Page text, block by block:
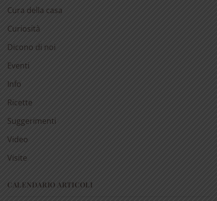
Cura della casa
Curiosità
Dicono di noi
Eventi
Info
Ricette
Suggerimenti
Video
Visite
CALENDARIO ARTICOLI